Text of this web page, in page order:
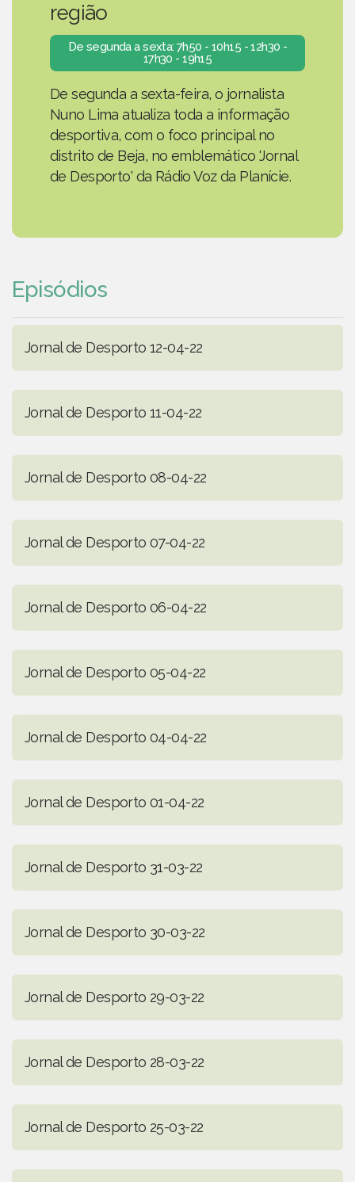
região
De segunda a sexta: 7h50 - 10h15 - 12h30 -
17h30 - 19h15
De segunda a sexta-feira, o jornalista
Nuno Lima atualiza toda a informação
desportiva, com o foco principal no
distrito de Beja, no emblemático 'Jornal
de Desporto' da Rádio Voz da Planície.
Episódios
Jornal de Desporto 12-04-22
Jornal de Desporto 11-04-22
Jornal de Desporto 08-04-22
Jornal de Desporto 07-04-22
Jornal de Desporto 06-04-22
Jornal de Desporto 05-04-22
Jornal de Desporto 04-04-22
Jornal de Desporto 01-04-22
Jornal de Desporto 31-03-22
Jornal de Desporto 30-03-22
Jornal de Desporto 29-03-22
Jornal de Desporto 28-03-22
Jornal de Desporto 25-03-22